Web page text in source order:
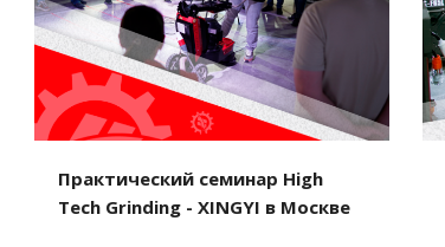
Практический семинар High
Tech Grinding - XINGYI в Москве